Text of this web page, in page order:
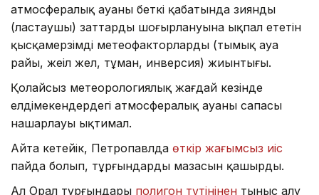
атмосфералық ауаның беткі қабатында зиянды
(ластаушы) заттардың шоғырлануына ықпал ететін
қысқамерзімді метеофакторлардың (тымық ауа
райы, жеңіл жел, тұман, инверсия) жиынтығы.
Қолайсыз метеорологиялық жағдай кезінде
елдімекендердегі атмосфералық ауаның сапасы
нашарлауы ықтимал.
Айта кетейік, Петропавлда өткір жағымсыз иіс
пайда болып, тұрғындардың мазасын қашырды.
Ал Орал тұрғындары полигон түтінінен тыныс алу